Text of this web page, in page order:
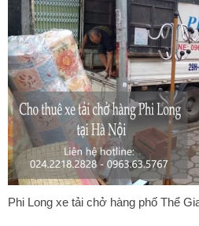
Phi Long xe tải chở hàng phố Thể